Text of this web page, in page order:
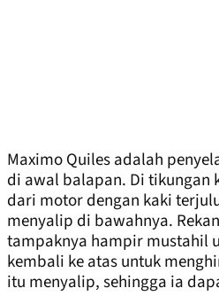
Maximo Quiles adalah
di awal balapan. Di tikungan
dari motor dengan kaki
menyalip di bawahnya.
tampaknya hampir mustahil
kembali ke atas untuk
itu menyalip, sehingga ia